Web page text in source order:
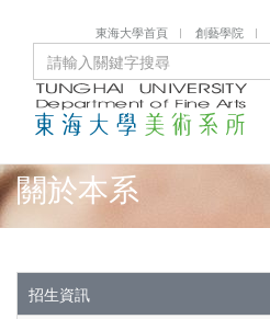
東海大學首頁 創藝學院
關於本系
招生資訊